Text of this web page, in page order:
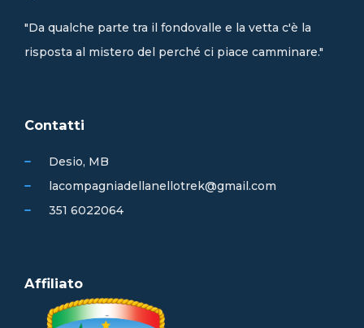
"Da qualche parte tra il fondovalle e la vetta c'è la
risposta al mistero del perché ci piace camminare."
Contatti
Desio, MB
lacompagniadellanellotrek@gmail.com
351 6022064
Affiliato